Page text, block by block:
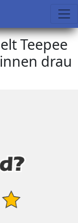
Teepee
drau